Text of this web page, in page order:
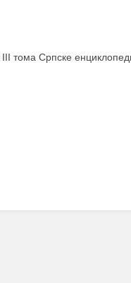
тома Српске